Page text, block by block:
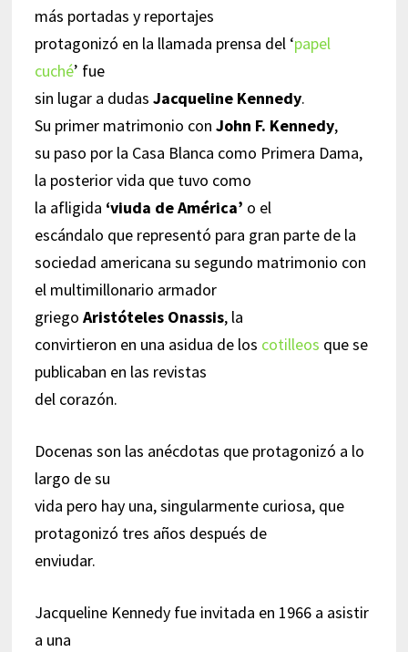
más portadas y reportajes
protagonizó en la llamada prensa del ‘papel
cuché’ fue
sin lugar a dudas Jacqueline Kennedy.
Su primer matrimonio con John F. Kennedy,
su paso por la Casa Blanca como Primera Dama,
la posterior vida que tuvo como
la afligida ‘viuda de América’ o el
escándalo que representó para gran parte de la
sociedad americana su segundo matrimonio con
el multimillonario armador
griego Aristóteles Onassis, la
convirtieron en una asidua de los cotilleos que se
publicaban en las revistas
del corazón.
Docenas son las anécdotas que protagonizó a lo
largo de su
vida pero hay una, singularmente curiosa, que
protagonizó tres años después de
enviudar.
Jacqueline Kennedy fue invitada en 1966 a asistir
a una